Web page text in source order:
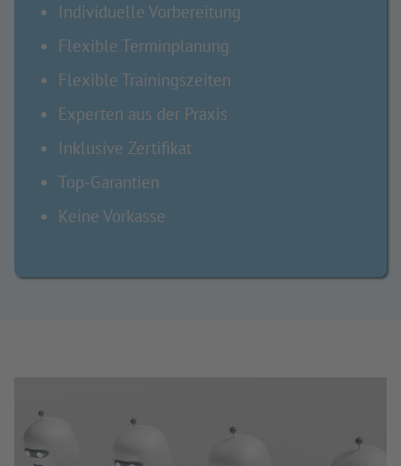
Individuelle Vorbereitung
Flexible Terminplanung
Flexible Trainingszeiten
Experten aus der Praxis
Inklusive Zertifikat
Top-Garantien
Keine Vorkasse